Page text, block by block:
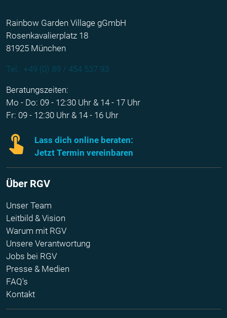
Rainbow Garden Village gGmbH
Rosenkavalierplatz 18
81925 München
Tel.: +49 (0) 89 / 454 537 93
Beratungszeiten:
Mo - Do: 09 - 12:30 Uhr & 14 - 17 Uhr
Fr: 09 - 12:30 Uhr & 14 - 16 Uhr
Lass dich online beraten:
Jetzt Termin vereinbaren
Über RGV
Unser Team
Leitbild & Vision
Warum mit RGV
Unsere Verantwortung
Jobs bei RGV
Presse & Medien
FAQ's
Kontakt